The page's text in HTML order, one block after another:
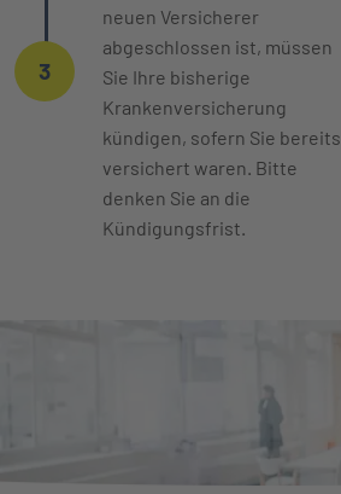
3
neuen Versicherer
abgeschlossen ist, müssen
Sie Ihre bisherige
Krankenversicherung
kündigen, sofern Sie bereits
versichert waren. Bitte
denken Sie an die
Kündigungsfrist.